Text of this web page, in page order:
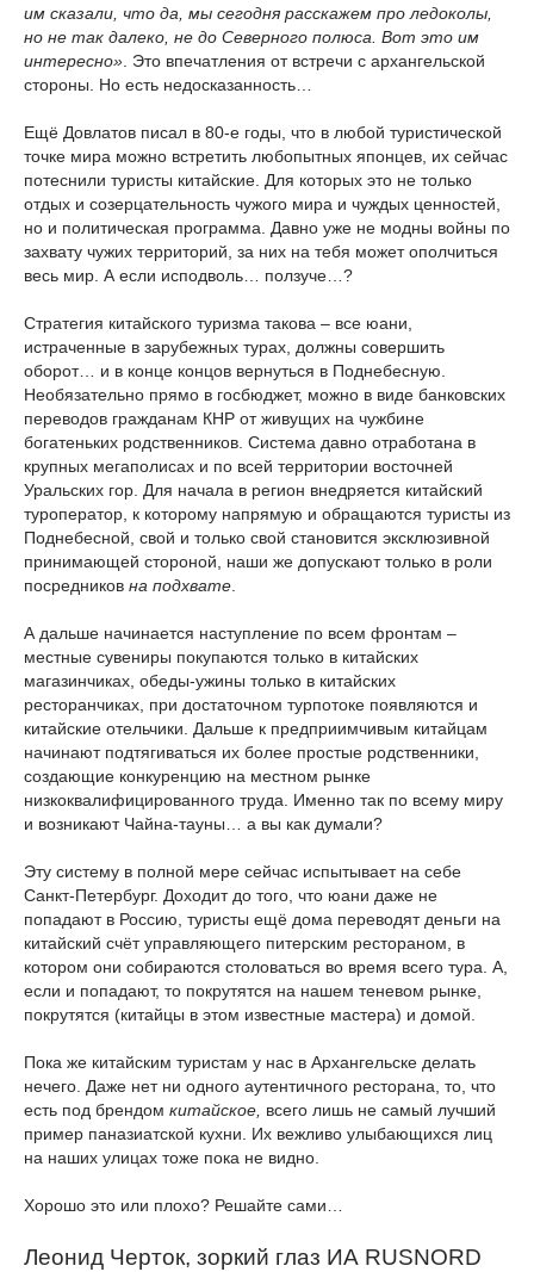
им сказали, что да, мы сегодня расскажем про ледоколы,
но не так далеко, не до Северного полюса. Вот это им
интересно» . Это впечатления от встречи с архангельской
стороны. Но есть недосказанность…
Ещё Довлатов писал в 80-е годы, что в любой туристической
точке мира можно встретить любопытных японцев, их сейчас
потеснили туристы китайские. Для которых это не только
отдых и созерцательность чужого мира и чуждых ценностей,
но и политическая программа. Давно уже не модны войны по
захвату чужих территорий, за них на тебя может ополчиться
весь мир. А если исподволь… ползуче…?
Стратегия китайского туризма такова – все юани,
истраченные в зарубежных турах, должны совершить
оборот… и в конце концов вернуться в Поднебесную.
Необязательно прямо в госбюджет, можно в виде банковских
переводов гражданам КНР от живущих на чужбине
богатеньких родственников. Система давно отработана в
крупных мегаполисах и по всей территории восточней
Уральских гор. Для начала в регион внедряется китайский
туроператор, к которому напрямую и обращаются туристы из
Поднебесной, свой и только свой становится эксклюзивной
принимающей стороной, наши же допускают только в роли
посредников на подхвате
А дальше начинается наступление по всем фронтам –
местные сувениры покупаются только в китайских
магазинчиках, обеды-ужины только в китайских
ресторанчиках, при достаточном турпотоке появляются и
китайские отельчики. Дальше к предприимчивым китайцам
начинают подтягиваться их более простые родственники,
создающие конкуренцию на местном рынке
низкоквалифицированного труда. Именно так по всему миру
и возникают Чайна-тауны… а вы как думали?
Эту систему в полной мере сейчас испытывает на себе
Санкт-Петербург. Доходит до того, что юани даже не
попадают в Россию, туристы ещё дома переводят деньги на
китайский счёт управляющего питерским рестораном, в
котором они собираются столоваться во время всего тура. А,
если и попадают, то покрутятся на нашем теневом рынке,
покрутятся (китайцы в этом известные мастера) и домой.
Пока же китайским туристам у нас в Архангельске делать
нечего. Даже нет ни одного аутентичного ресторана, то, что
есть под брендом китайское, всего лишь не самый лучший
пример паназиатской кухни. Их вежливо улыбающихся лиц
на наших улицах тоже пока не видно.
Хорошо это или плохо? Решайте сами…
Леонид Черток, зоркий глаз ИА RUSNORD